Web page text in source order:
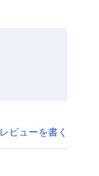
レビューを書く